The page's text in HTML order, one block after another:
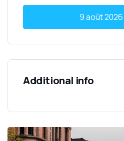
9 août 2026
Additional info